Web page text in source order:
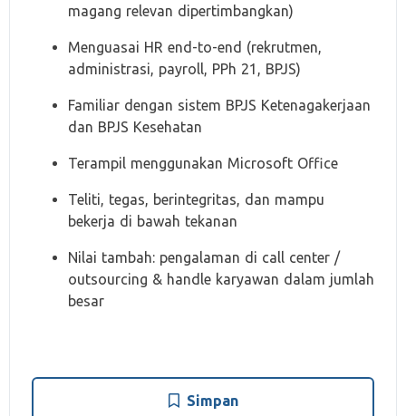
magang relevan dipertimbangkan)
Menguasai HR end-to-end (rekrutmen,
administrasi, payroll, PPh 21, BPJS)
Familiar dengan sistem BPJS Ketenagakerjaan
dan BPJS Kesehatan
Terampil menggunakan Microsoft Office
Teliti, tegas, berintegritas, dan mampu
bekerja di bawah tekanan
Nilai tambah: pengalaman di call center /
outsourcing & handle karyawan dalam jumlah
besar
Simpan